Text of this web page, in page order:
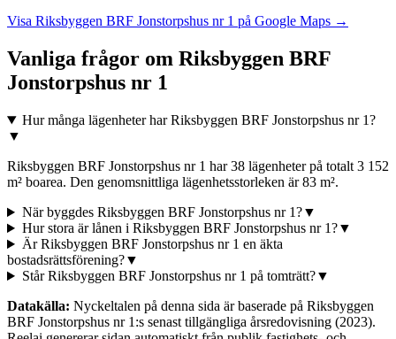
Visa Riksbyggen BRF Jonstorpshus nr 1 på Google Maps →
Vanliga frågor om Riksbyggen BRF
Jonstorpshus nr 1
Hur många lägenheter har Riksbyggen BRF Jonstorpshus nr 1?
▼
Riksbyggen BRF Jonstorpshus nr 1 har 38 lägenheter på totalt 3 152
m² boarea. Den genomsnittliga lägenhetsstorleken är 83 m².
När byggdes Riksbyggen BRF Jonstorpshus nr 1?▼
Hur stora är lånen i Riksbyggen BRF Jonstorpshus nr 1?▼
Är Riksbyggen BRF Jonstorpshus nr 1 en äkta
bostadsrättsförening?▼
Står Riksbyggen BRF Jonstorpshus nr 1 på tomträtt?▼
Datakälla: Nyckeltalen på denna sida är baserade på Riksbyggen
BRF Jonstorpshus nr 1 :s senast tillgängliga årsredovisning (2023).